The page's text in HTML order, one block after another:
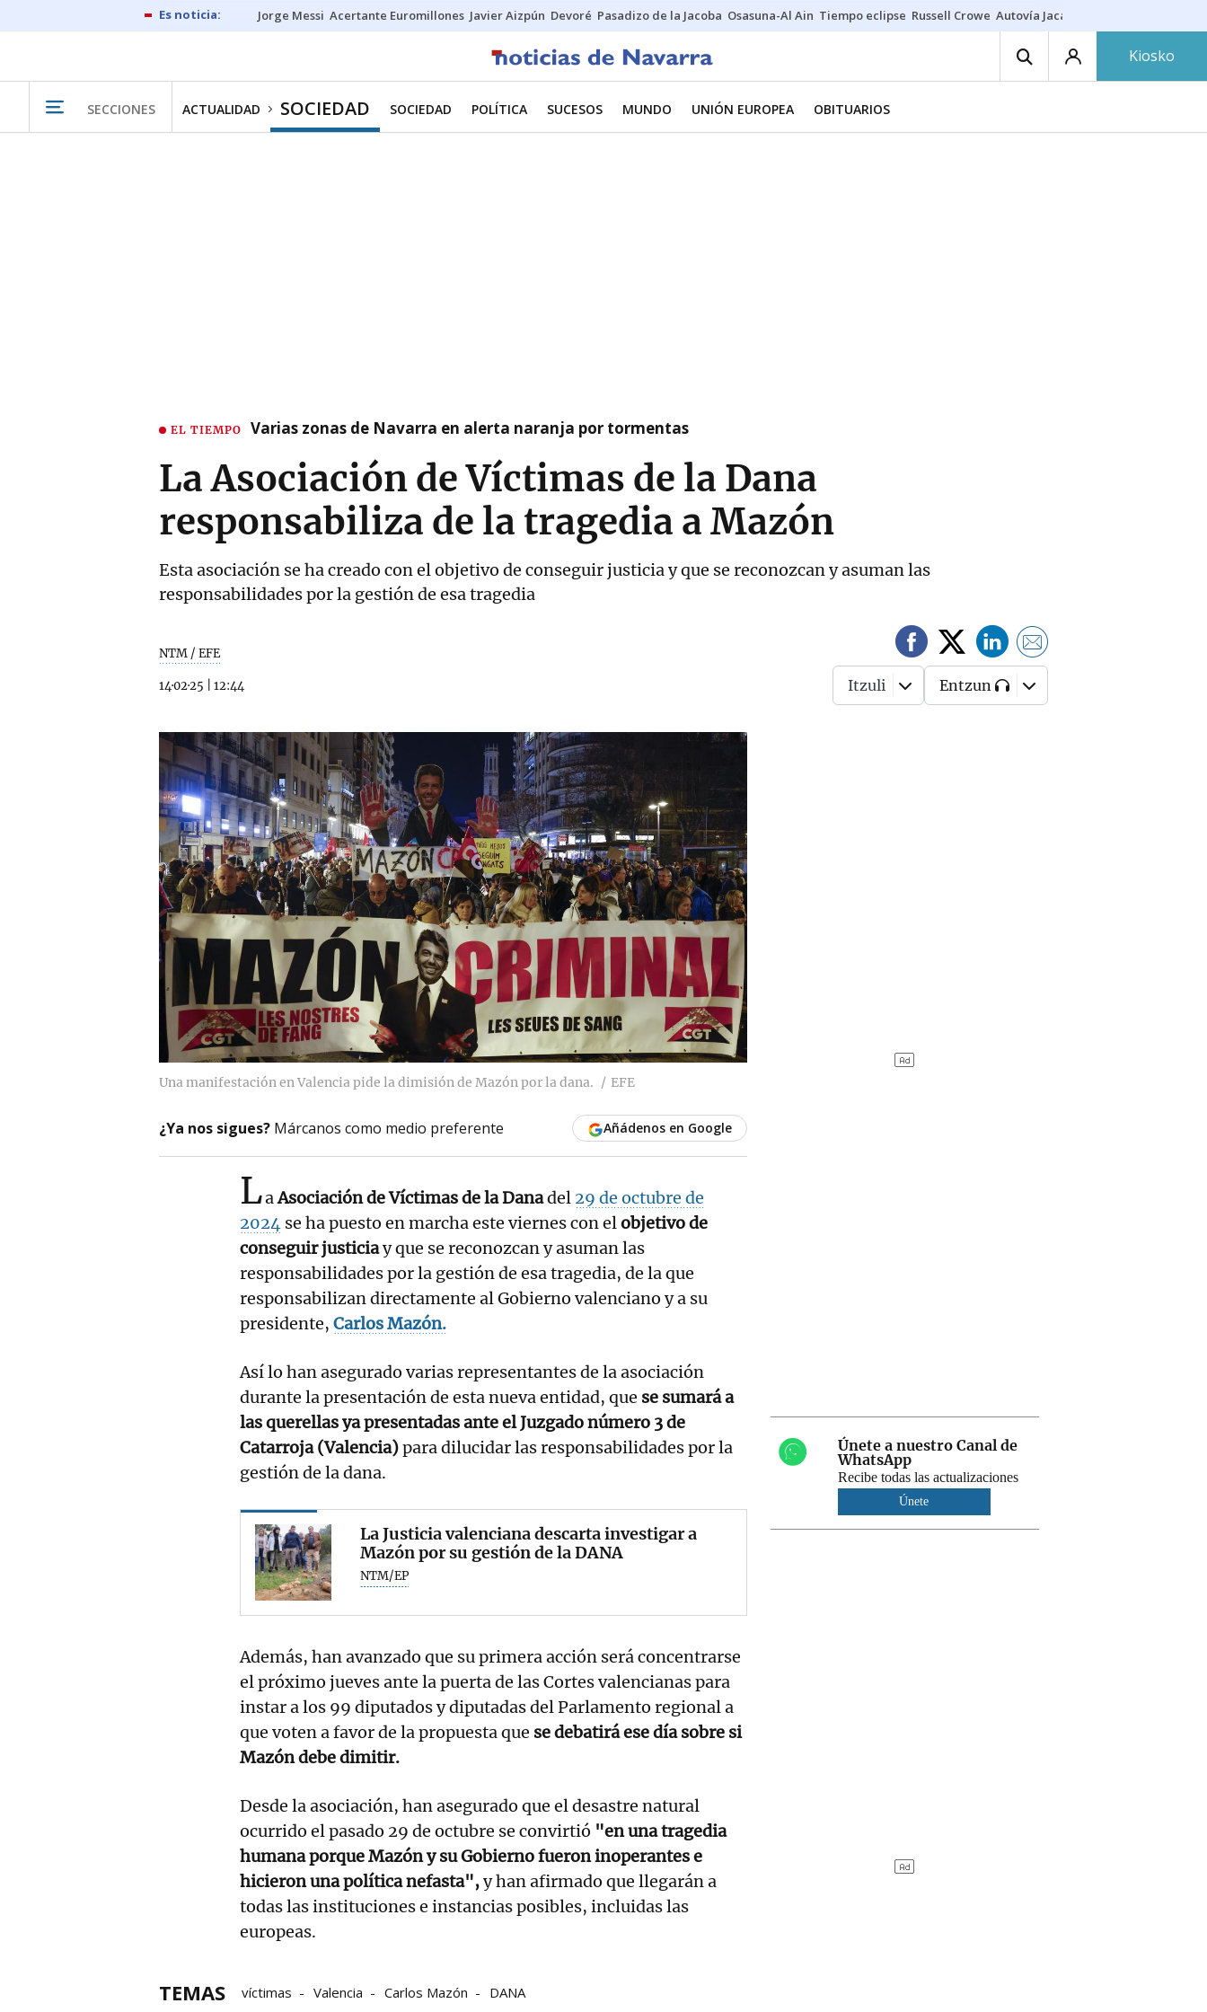
Jorge Messi Acertante Euromillones Javier Aizpún Devoré Pasadizo de la Jacoba Osasuna-Al Ain Tiempo eclipse Russell Crowe Autovía Jaca
Kiosko
SECCIONES ACTUALIDAD SOCIEDAD SOCIEDAD POLÍTICA SUCESOS MUNDO UNIÓN EUROPEA OBITUARIOS
EL TIEMPO Varias zonas de Navarra en alerta naranja por tormentas
La Asociación de Víctimas de la Dana
responsabiliza de la tragedia a Mazón
Esta asociación se ha creado con el objetivo de conseguir justicia y que se reconozcan y asuman las
responsabilidades por la gestión de esa tragedia
NTM / EFE
14·02·25 12:44 Itzuli Entzun
Una manifestación en Valencia pide la dimisión de Mazón por la dana. EFE
¿Ya nos sigues? Márcanos como medio preferente Añádenos en Google
LaAsociación de Víctimas de la Danadel 29 de octubre de
2024 se ha puesto en marcha este viernes con elobjetivo de
conseguir justiciay que se reconozcan y asuman las
responsabilidades por la gestión de esa tragedia, de la que
responsabilizan directamente al Gobierno valenciano y a su
presidente, Carlos Mazón.
Así lo han asegurado varias representantes de la asociación
durante la presentación de esta nueva entidad, que se sumará a
las querellas ya presentadas ante el Juzgado número 3 de
Catarroja (Valencia)para dilucidar las responsabilidades por la
gestión de la dana.
La Justicia valenciana descarta investigar a
Mazón por su gestión de la DANA
NTM/EP
Además, han avanzado que su primera acción será concentrarse
el próximo jueves ante la puerta de las Cortes valencianas para
instar a los 99 diputados y diputadas del Parlamento regional a
que voten a favor de la propuesta que se debatirá ese día sobre si
Mazón debe dimitir.
Desde la asociación, han asegurado que el desastre natural
ocurrido el pasado 29 de octubre se convirtió "en una tragedia
humana porque Mazón y su Gobierno fueron inoperantes e
hicieron una política nefasta",y han afirmado que llegarán a
todas las instituciones e instancias posibles, incluidas las
europeas.
TEMAS víctimas Valencia Carlos Mazón DANA
Únete a nuestro Canal de
WhatsApp
Recibe todas las actualizaciones
Únete